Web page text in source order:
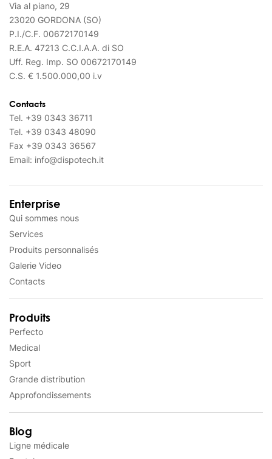
Via al piano, 29
23020 GORDONA (SO)
P.I./C.F. 00672170149
R.E.A. 47213 C.C.I.A.A. di SO
Uff. Reg. Imp. SO 00672170149
C.S. € 1.500.000,00 i.v
Contacts
Tel. +39 0343 36711
Tel. +39 0343 48090
Fax +39 0343 36567
Email: info@dispotech.it
Enterprise
Qui sommes nous
Services
Produits personnalisés
Galerie Video
Contacts
Produits
Perfecto
Medical
Sport
Grande distribution
Approfondissements
Blog
Ligne médicale